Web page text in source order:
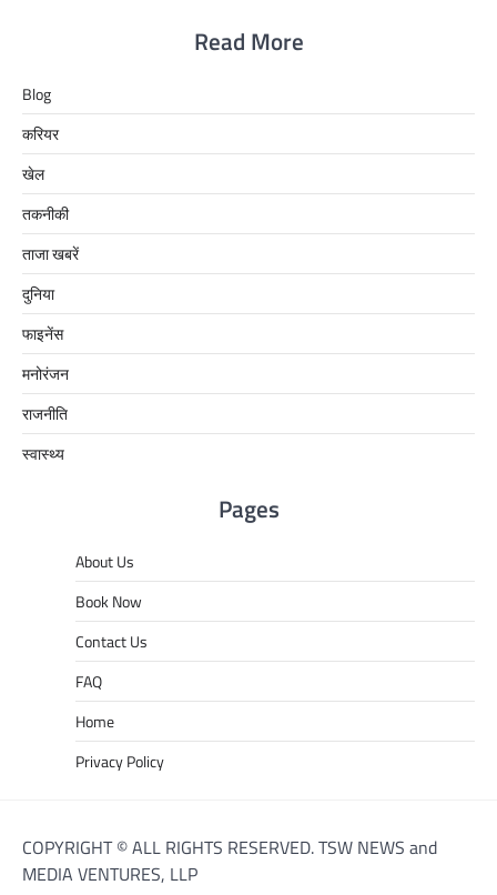
Read More
Blog
करियर
खेल
तकनीकी
ताजा खबरें
दुनिया
फाइनेंस
मनोरंजन
राजनीति
स्वास्थ्य
Pages
About Us
Book Now
Contact Us
FAQ
Home
Privacy Policy
COPYRIGHT © ALL RIGHTS RESERVED. TSW NEWS and
MEDIA VENTURES, LLP